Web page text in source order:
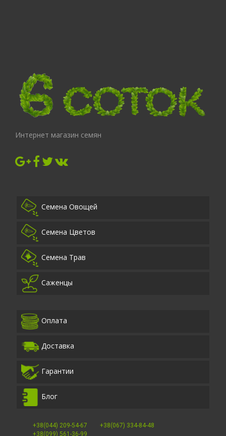
Интернет магазин семян
Семена Овощей
Семена Цветов
Семена Трав
Саженцы
Оплата
Доставка
Гарантии
Блог
+38(044) 209-54-67
+38(067) 334-84-48
+38(099) 561-36-99